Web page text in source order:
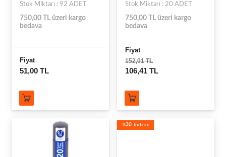
Stok Miktarı : 92 ADET
750,00 TL üzeri kargo
bedava
Fiyat
51,00 TL
Stok Miktarı : 20 ADET
750,00 TL üzeri kargo
bedava
Fiyat
152,01 TL
106,41 TL
%30 İndirim